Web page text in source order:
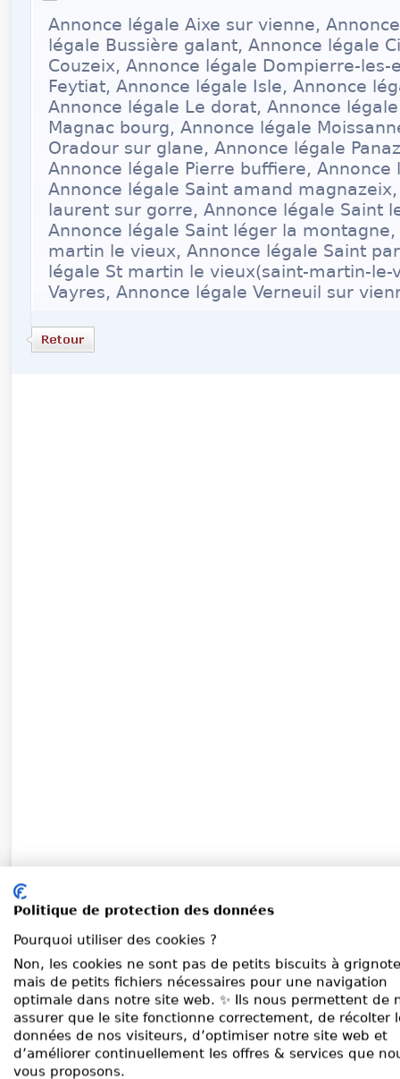
Annonce légale Aixe sur vienne,
légale Bussière galant, Annonce légale
Couzeix, Annonce légale Dompierre-les-
Feytiat, Annonce légale Isle, Annonce
Annonce légale Le dorat, Annonce
Magnac bourg, Annonce légale
Oradour sur glane, Annonce légale
Annonce légale Pierre buffiere, Annonce
Annonce légale Saint amand
laurent sur gorre, Annonce légale Saint
Annonce légale Saint léger la
martin le vieux, Annonce légale Saint
légale St martin le vieux(saint-martin-le-
Vayres, Annonce légale Verneuil sur
Politique de protection des données
Pourquoi utiliser des cookies ?
Non, les cookies ne sont pas de petits biscuits à
mais de petits fichiers nécessaires pour une navigation
optimale dans notre site web. ✨ Ils nous permettent de
assurer que le site fonctionne correctement, de récolter
données de nos visiteurs, d’optimiser notre site web et
d’améliorer continuellement les offres & services que
vous proposons.